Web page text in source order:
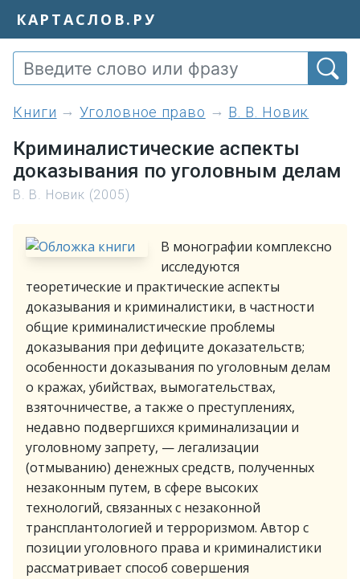
КАРТАСЛОВ.РУ
книги Уголовное право В. В. Новик
Криминалистические аспекты
доказывания по уголовным делам
В. В. Новик (2005)
В монографии комплексно
исследуются
теоретические и практические аспекты
доказывания и криминалистики, в частности
общие криминалистические проблемы
доказывания при дефиците доказательств;
особенности доказывания по уголовным делам
о кражах, убийствах, вымогательствах,
взяточничестве, а также о преступлениях,
недавно подвергшихся криминализации и
уголовному запрету, — легализации
(отмыванию) денежных средств, полученных
незаконным путем, в сфере высоких
технологий, связанных с незаконной
трансплантологией и терроризмом. Автор с
позиции уголовного права и криминалистики
рассматривает способ совершения